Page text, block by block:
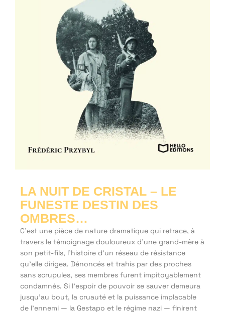
LA NUIT DE CRISTAL – LE
FUNESTE DESTIN DES
OMBRES…
C’est une pièce de nature dramatique qui retrace, à
travers le témoignage douloureux d’une grand-mère à
son petit-fils, l’histoire d’un réseau de résistance
qu’elle dirigea. Dénoncés et trahis par des proches
sans scrupules, ses membres furent impitoyablement
condamnés. Si l’espoir de pouvoir se sauver demeura
jusqu’au bout, la cruauté et la puissance implacable
de l’ennemi — la Gestapo et le régime nazi — finirent